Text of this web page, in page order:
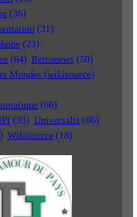
(36)
(31)
(23)
(64) Retronews (50)
Mondes (wikisource)
(66)
(33) Universalis (86)
Wikisource (18)